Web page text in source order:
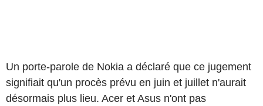
Un porte-parole de Nokia a déclaré que ce jugement
signifiait qu'un procès prévu en juin et juillet n'aurait
désormais plus lieu. Acer et Asus n'ont pas